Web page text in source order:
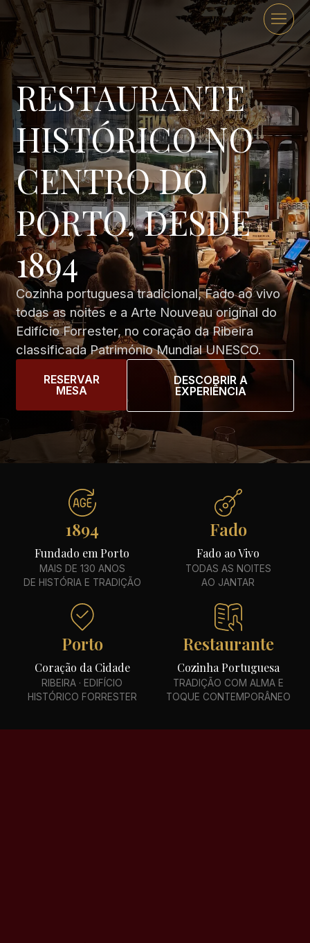
RESTAURANTE
HISTÓRICO NO
CENTRO DO
PORTO, DESDE
1894
Cozinha portuguesa tradicional, Fado ao vivo
todas as noites e a Arte Nouveau original do
Edifício Forrester, no coração da Ribeira
classificada Património Mundial UNESCO.
RESERVAR
MESA
DESCOBRIR A
EXPERIÊNCIA
1894
Fundado em Porto
MAIS DE 130 ANOS
DE HISTÓRIA E TRADIÇÃO
Fado
Fado ao Vivo
TODAS AS NOITES
AO JANTAR
Porto
Coração da Cidade
RIBEIRA · EDIFÍCIO
HISTÓRICO FORRESTER
Restaurante
Cozinha Portuguesa
TRADIÇÃO COM ALMA E
TOQUE CONTEMPORÂNEO